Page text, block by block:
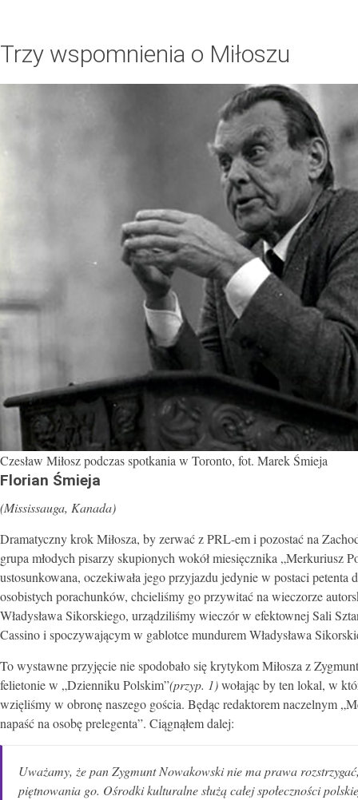
Trzy wspomnienia o Miłoszu
Czesław Miłosz podczas spotkania w Toronto, fot. Marek Śmieja
Florian Śmieja
(Mississauga, Kanada)
Dramatyczny krok Miłosza, by zerwać z PRL-em i pozostać na
grupa młodych pisarzy skupionych wokół miesięcznika „Merkuriusz
ustosunkowana, oczekiwała jego przyjazdu jedynie w postaci
osobistych porachunków, chcieliśmy go przywitać na wieczorze
Władysława Sikorskiego, urządziliśmy wieczór w efektownej Sali
Cassino i spoczywającym w gablotce mundurem Władysława
To wystawne przyjęcie nie spodobało się krytykom Miłosza z
felietonie w „Dzienniku Polskim”(przyp. 1)wołając by ten lokal, w
wzięliśmy w obronę naszego gościa. Będąc redaktorem naczelnym
napaść na osobę prelegenta”. Ciągnąłem dalej:
Uważamy, że pan Zygmunt Nowakowski nie ma prawa
piętnowania go. Ośrodki kulturalne służą całej społeczności